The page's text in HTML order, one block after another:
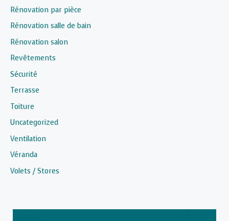
Rénovation par pièce
Rénovation salle de bain
Rénovation salon
Revêtements
Sécurité
Terrasse
Toiture
Uncategorized
Ventilation
Véranda
Volets / Stores